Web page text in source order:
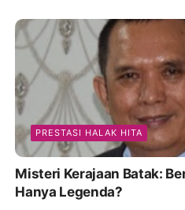
PRESTASI HALAK HITA
Misteri Kerajaan Batak:
Hanya Legenda?